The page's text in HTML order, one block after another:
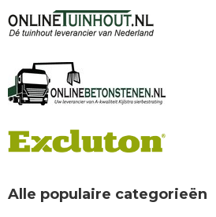
Alle populaire categorieën